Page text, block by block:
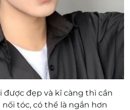
đẹp và kĩ càng thì cần
tóc, có thể là ngắn hơn